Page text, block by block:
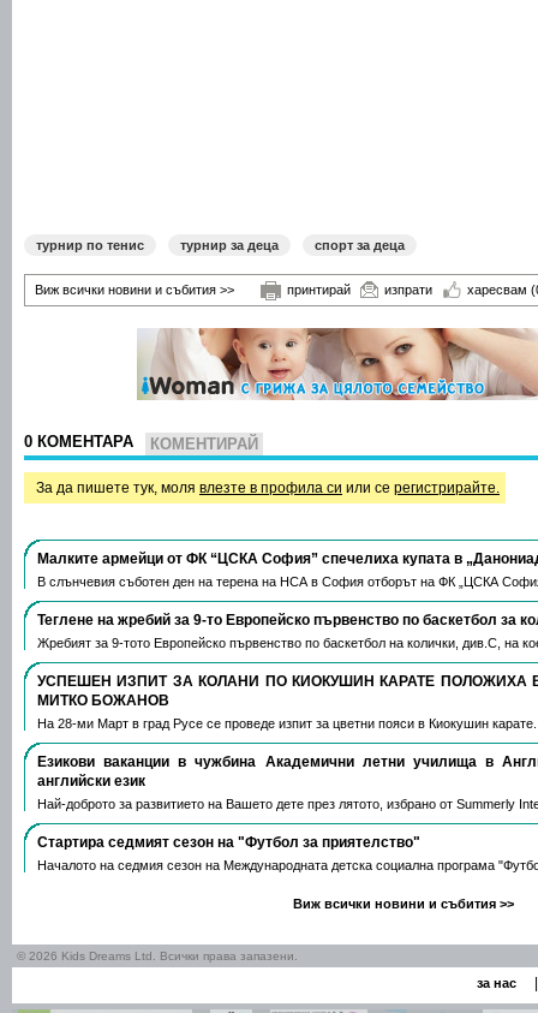
турнир по тенис турнир за деца спорт за деца
Виж всички новини и събития >> принтирай изпрати харесвам
0 КОМЕНТАРА КОМЕНТИРАЙ
За да пишете тук, моля влезте в профила си или се регистрирайте.
Малките армейци от ФК “ЦСКА София” спечелиха купата в
В слънчевия съботен ден на терена на НСА в София отборът на ФК „ЦСКА
Теглене на жребий за 9-то Европейско първенство по баскетбол за
Жребият за 9-тото Европейско първенство по баскетбол на колички, див.С, на
УСПЕШЕН ИЗПИТ ЗА КОЛАНИ ПО КИОКУШИН КАРАТЕ ПОЛОЖИХА
МИТКО БОЖАНОВ
На 28-ми Март в град Русе се проведе изпит за цветни пояси в Киокушин
Езикови ваканции​ в чужбина Академични летни училища в
английски език
Най-доброто за развитието на Вашето дете през лятото, избрано от Summerly
Стартира седмият сезон на "Футбол за приятелство"
Началото на седмия сезон на Международната детска социална програма
Виж всички новини и събития >>
© 2026 Kids Dreams Ltd. Всички права запазени.
за нас